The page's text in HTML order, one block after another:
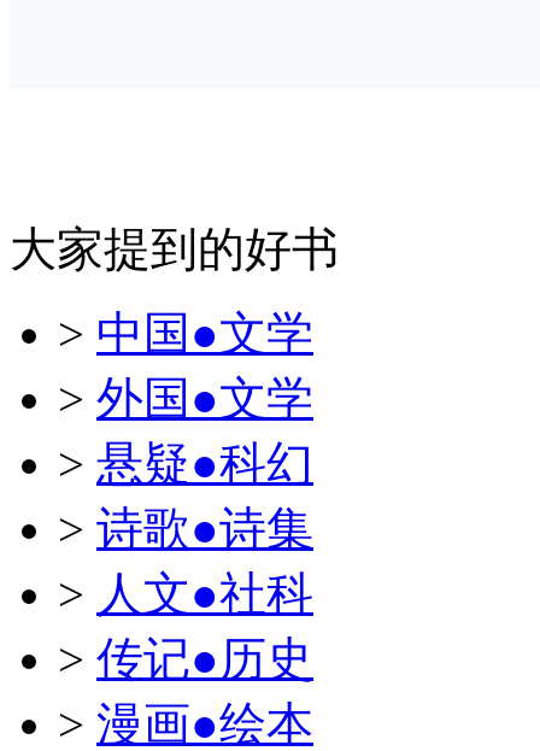
大家提到的好书
> 中国●文学
> 外国●文学
> 悬疑●科幻
> 诗歌●诗集
> 人文●社科
> 传记●历史
> 漫画●绘本